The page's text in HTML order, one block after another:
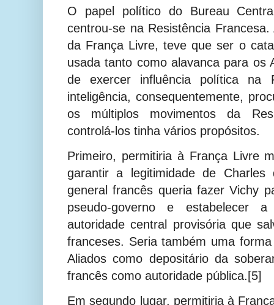
O papel político do Bureau
centrou-se na Resistência
da França Livre, teve que ser o
usada tanto como alavanca para os
de exercer influência política na
inteligência, consequentemente,
os múltiplos movimentos da
controlá-los tinha vários propósitos.
Primeiro, permitiria à França Livre
garantir a legitimidade de
general francês queria fazer Vichy
pseudo-governo e estabelecer
autoridade central provisória que
franceses. Seria também uma
Aliados como depositário da
francês como autoridade pública.[5]
Em segundo lugar, permitiria à